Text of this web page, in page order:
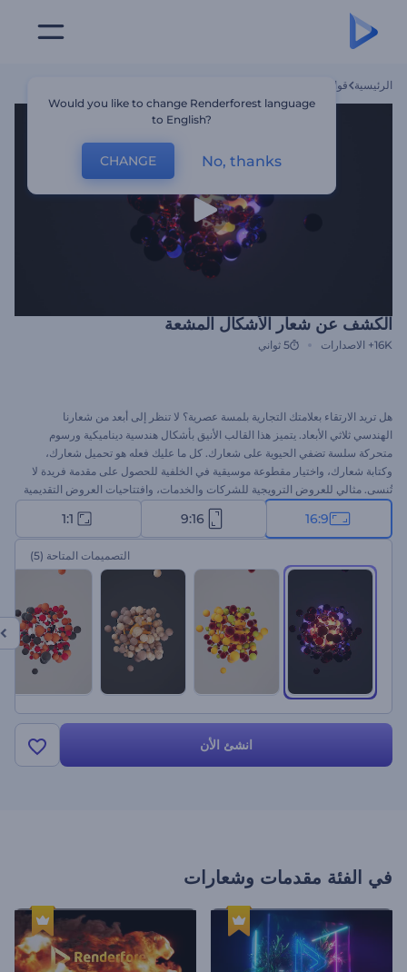
الرئيسية قوالب
الكشف عن شعار الأشكال المشعة
16K+ الاصدارات 5 ثواني
هل تريد الارتقاء بعلامتك التجارية بلمسة عصرية؟ لا تنظر إلى أبعد من شعارنا
الهندسي ثلاثي الأبعاد. يتميز هذا القالب الأنيق بأشكال هندسية ديناميكية ورسوم
متحركة سلسة تضفي الحيوية على شعارك. كل ما عليك فعله هو تحميل شعارك،
وكتابة شعارك، واختيار مقطوعة موسيقية في الخلفية للحصول على مقدمة فريدة لا
تُنسى. مثالي للعروض الترويجية للشركات والخدمات، وافتتاحيات العروض التقديمية
الإبداعية، ومقدمات أو نهايات القنوات، والمزيد. أنشئ الآن وأبهر جمهورك!
16:9
9:16
1:1
التصميمات المتاحة (5)
انشئ الأن
في الفئة مقدمات وشعارات
Would you like to change Renderforest language
to English?
CHANGE No, thanks